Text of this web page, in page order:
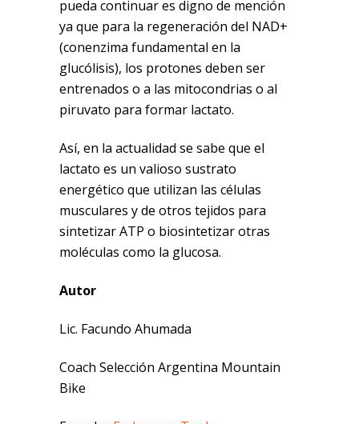
pueda continuar es digno de mención
ya que para la regeneración del NAD+
(conenzima fundamental en la
glucólisis), los protones deben ser
entrenados o a las mitocondrias o al
piruvato para formar lactato.
Así, en la actualidad se sabe que el
lactato es un valioso sustrato
energético que utilizan las células
musculares y de otros tejidos para
sintetizar ATP o biosintetizar otras
moléculas como la glucosa.
Autor
Lic. Facundo Ahumada
Coach Selección Argentina Mountain
Bike